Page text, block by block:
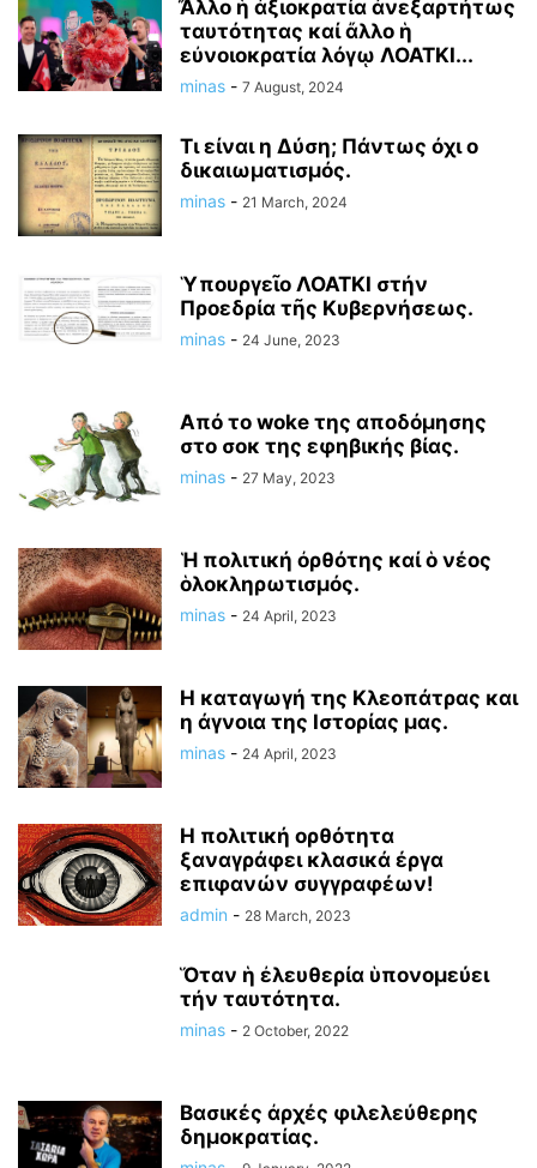
Ἄλλο ἡ ἀξιοκρατία ἀνεξαρτήτως
ταυτότητας καί ἄλλο ἡ
εὐνοιοκρατία λόγῳ ΛΟΑΤΚΙ...
minas - 7 August, 2024
Τι είναι η Δύση; Πάντως όχι ο
δικαιωματισμός.
minas - 21 March, 2024
Ὑπουργεῖο ΛΟΑΤΚΙ στήν
Προεδρία τῆς Κυβερνήσεως.
minas - 24 June, 2023
Από το woke της αποδόμησης
στο σοκ της εφηβικής βίας.
minas - 27 May, 2023
Ἡ πολιτική ὀρθότης καί ὁ νέος
ὁλοκληρωτισμός.
minas - 24 April, 2023
Η καταγωγή της Κλεοπάτρας και
η άγνοια της Ιστορίας μας.
minas - 24 April, 2023
Η πολιτική ορθότητα
ξαναγράφει κλασικά έργα
επιφανών συγγραφέων!
admin - 28 March, 2023
Ὅταν ἡ ἐλευθερία ὑπονομεύει
τήν ταυτότητα.
minas - 2 October, 2022
Βασικές ἀρχές φιλελεύθερης
δημοκρατίας.